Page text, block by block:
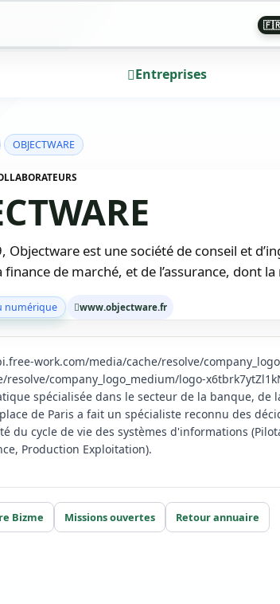
🇫🇷
Entreprises
OBJECTWARE
Objectware est une société de conseil et
finance de marché, et de l’assurance, dont
numérique www.objectware.fr
work.com/media/cache/resolve/
company_logo_medium/logo-
spécialisée dans le secteur de la banque, de
de Paris a fait un spécialiste reconnu des
du cycle de vie des systèmes d'informations
Production Exploitation).
Bizme Missions ouvertes Retour annuaire